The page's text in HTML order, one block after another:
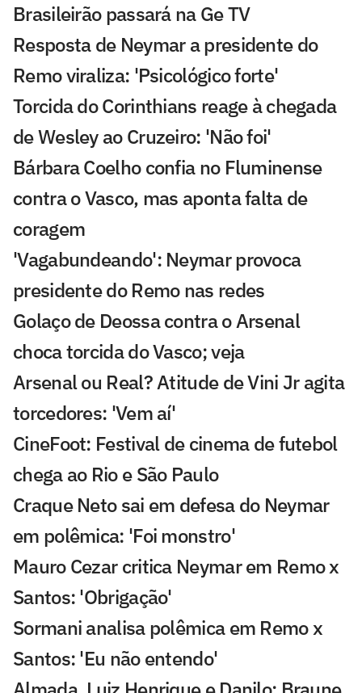
Brasileirão passará na Ge TV
Resposta de Neymar a presidente do
Remo viraliza: 'Psicológico forte'
Torcida do Corinthians reage à chegada
de Wesley ao Cruzeiro: 'Não foi'
Bárbara Coelho confia no Fluminense
contra o Vasco, mas aponta falta de
coragem
'Vagabundeando': Neymar provoca
presidente do Remo nas redes
Golaço de Deossa contra o Arsenal
choca torcida do Vasco; veja
Arsenal ou Real? Atitude de Vini Jr agita
torcedores: 'Vem aí'
CineFoot: Festival de cinema de futebol
chega ao Rio e São Paulo
Craque Neto sai em defesa do Neymar
em polêmica: 'Foi monstro'
Mauro Cezar critica Neymar em Remo x
Santos: 'Obrigação'
Sormani analisa polêmica em Remo x
Santos: 'Eu não entendo'